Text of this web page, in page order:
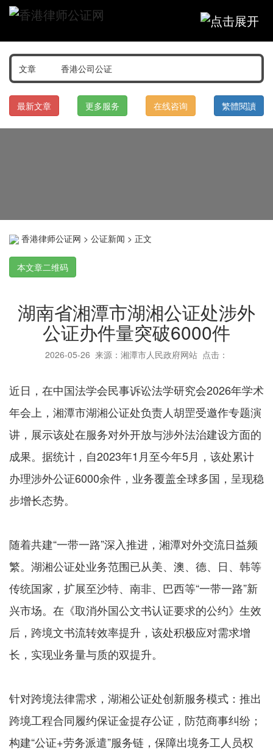
最新文章 更多服务 在线咨询 繁體閱讀
香港律师公证网 > 公证新闻 > 正文
本文章二维码
湖南省湘潭市湖湘公证处涉外
公证办件量突破6000件
2026-05-26 来源：湘潭市人民政府网站 点击：
近日，在中国法学会民事诉讼法学研究会2026年学术
年会上，湘潭市湖湘公证处负责人胡罡受邀作专题演
讲，展示该处在服务对外开放与涉外法治建设方面的
成果。据统计，自2023年1月至今年5月，该处累计
办理涉外公证6000余件，业务覆盖全球多国，呈现稳
步增长态势。
随着共建“一带一路”深入推进，湘潭对外交流日益频
繁。湖湘公证处业务范围已从美、澳、德、日、韩等
传统国家，扩展至沙特、南非、巴西等“一带一路”新
兴市场。在《取消外国公文书认证要求的公约》生效
后，跨境文书流转效率提升，该处积极应对需求增
长，实现业务量与质的双提升。
针对跨境法律需求，湖湘公证处创新服务模式：推出
跨境工程合同履约保证金提存公证，防范商事纠纷；
构建“公证+劳务派遣”服务链，保障出境务工人员权